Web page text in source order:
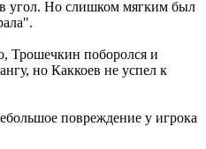
угол. Но слишком мягким был
Трошечкин поборолся и
но Каккоев не успел к
повреждение у игрока